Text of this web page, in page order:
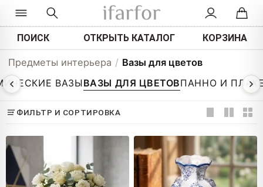
ПОИСК ОТКРЫТЬ КАТАЛОГ КОРЗИНА
Предметы интерьера / Вазы для цветов
ВАЗЫВАЗЫ ДЛЯ ЦВЕТОВПАННО И
ФИЛЬТР И СОРТИРОВКА